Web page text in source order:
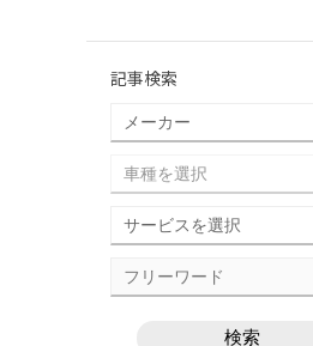
記事検索